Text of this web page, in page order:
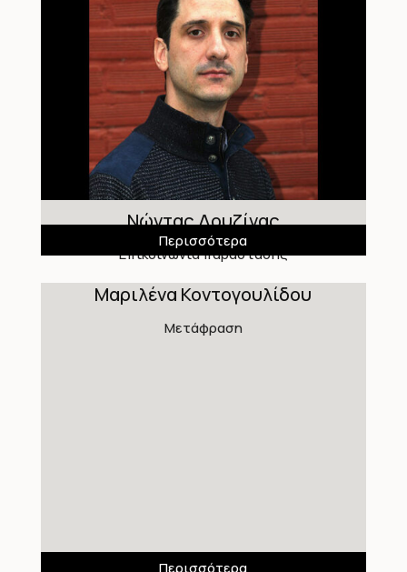
Νώντας Δουζίνας
Επικοινωνία παράστασης
Περισσότερα
Μαριλένα Κοντογουλίδου
Μετάφραση
Περισσότερα